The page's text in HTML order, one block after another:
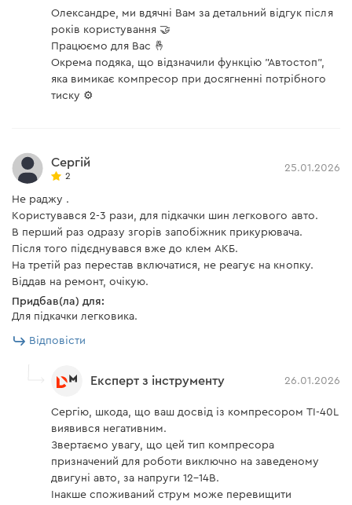
Олександре, ми вдячні Вам за детальний відгук після
років користування 🤝
Працюємо для Вас 🤞
Окрема подяка, що відзначили функцію "Автостоп",
яка вимикає компресор при досягненні потрібного
тиску ⚙️
Сергій
2
25.01.2026
Не раджу .
Користувався 2-3 рази, для підкачки шин легкового авто.
В перший раз одразу згорів запобіжник прикурювача.
Після того підєднувався вже до клем АКБ.
На третій раз перестав включатися, не реагує на кнопку.
Віддав на ремонт, очікую.
Придбав(ла) для:
Для підкачки легковика.
Відповісти
Експерт з інструменту 26.01.2026
Сергію, шкода, що ваш досвід із компресором TI-40L
виявився негативним.
Звертаємо увагу, що цей тип компресора
призначений для роботи виключно на заведеному
двигуні авто, за напруги 12–14В.
Інакше споживаний струм може перевищити